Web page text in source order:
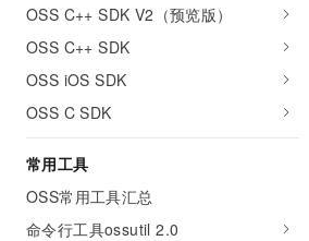
OSS C++ SDK V2（预览版）
OSS C++ SDK
OSS iOS SDK
OSS C SDK
常用工具
OSS常用工具汇总
命令行工具ossutil 2.0